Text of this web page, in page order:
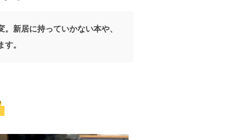
新居に持っていかない本や、
。